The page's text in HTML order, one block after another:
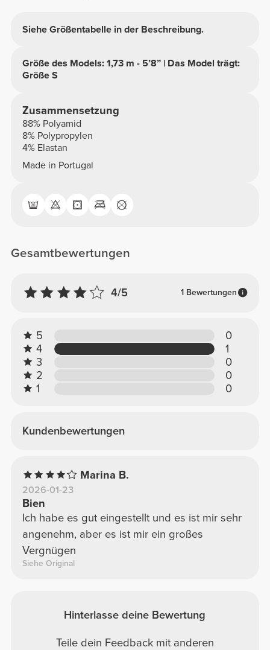
Siehe Größentabelle in der Beschreibung.
Größe des Models: 1,73 m - 5’8” | Das Model trägt:
Größe S
Zusammensetzung
88% Polyamid
8% Polypropylen
4% Elastan
Made in Portugal
Gesamtbewertungen
4/5 1 Bewertungen
5
0
4
1
3
0
2
0
1
0
Kundenbewertungen
Marina B.
2026-01-23
Bien
Ich habe es gut eingestellt und es ist mir sehr
angenehm, aber es ist mir ein großes
Vergnügen
Siehe Original
Hinterlasse deine Bewertung
Teile dein Feedback mit anderen